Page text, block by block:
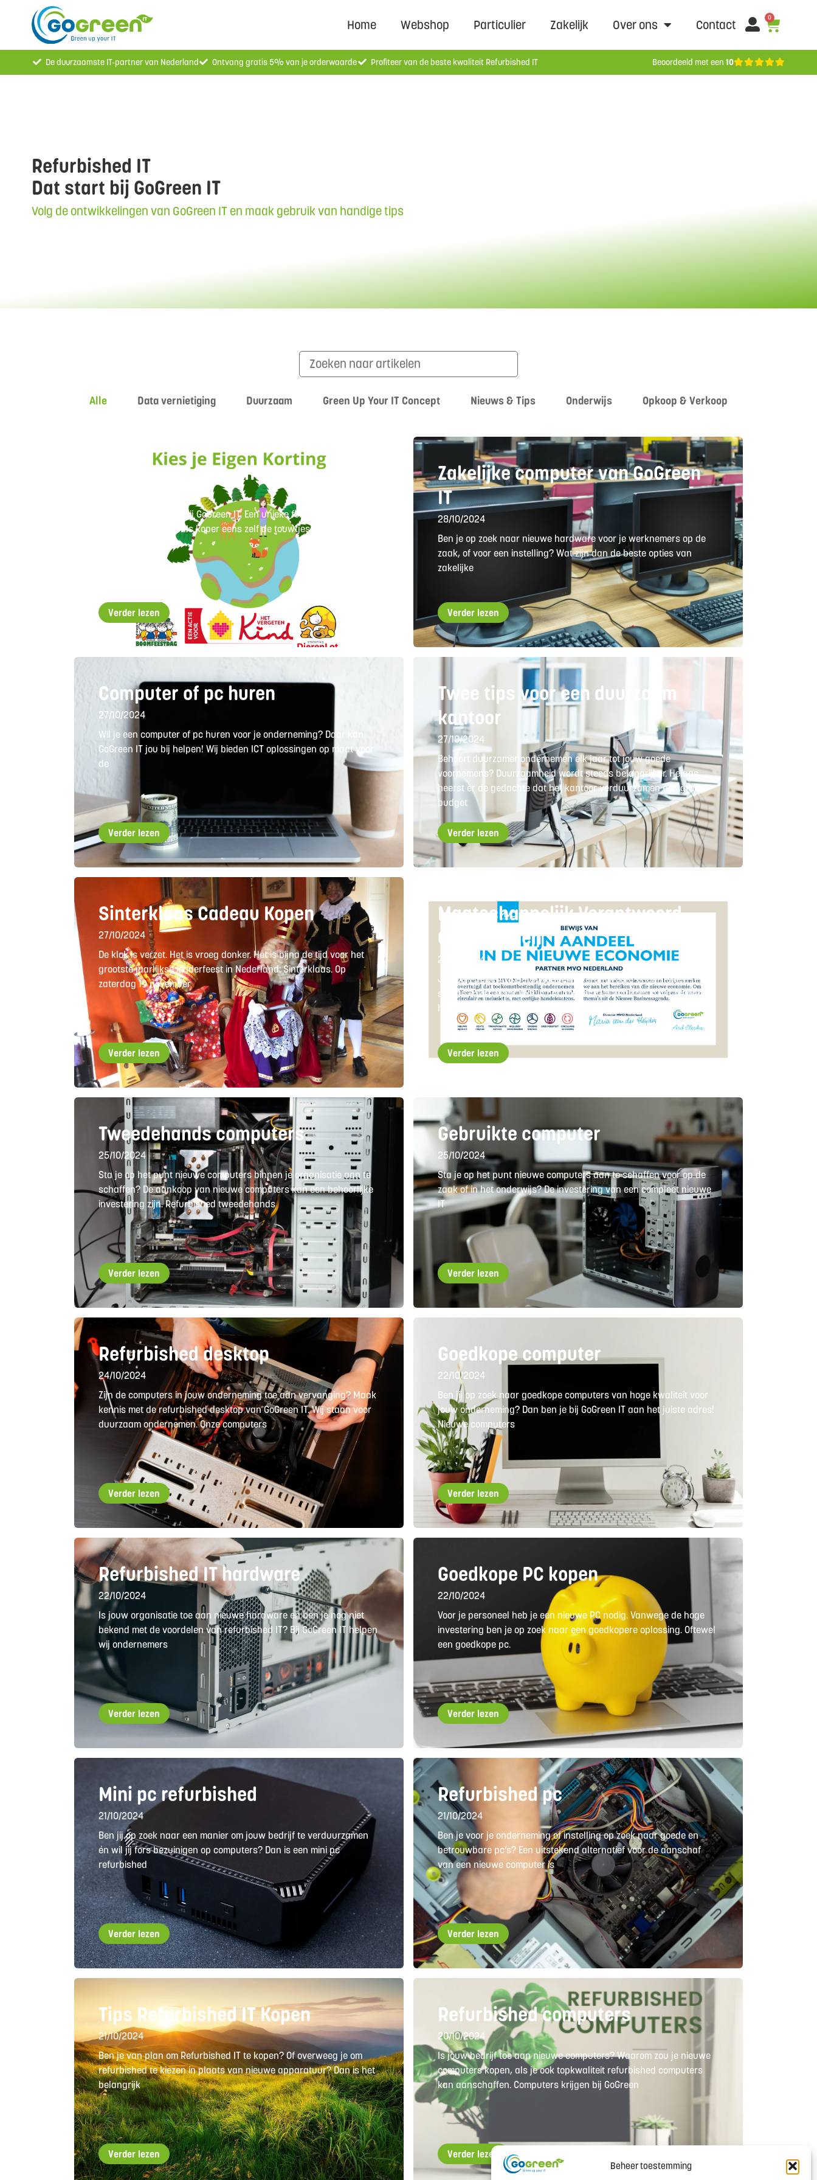
Beheer toestemming
Home Webshop Particulier Zakelijk Over ons Contact 0
De duurzaamste IT-partner van Nederland Ontvang gratis 5% van je orderwaarde Profiteer van de beste kwaliteit Refurbished IT Beoordeeld met een 10
Refurbished IT
Dat start bij GoGreen IT
Volg de ontwikkelingen van GoGreen IT en maak gebruik van handige tips
Alle Data vernietiging Duurzaam Green Up Your IT Concept Nieuws & Tips Onderwijs Opkoop & Verkoop
Kies je eigen korting | GoGreen IT
Kies je eigen korting bij GoGreen IT. Een unieke formule in
Nederland. Waar jij als koper eens zelf de touwtjes in handen hebt.
Verder lezen
Zakelijke computer van GoGreen
IT
28/10/2024
Ben je op zoek naar nieuwe hardware voor je werknemers op de
zaak, of voor een instelling? Wat zijn dan de beste opties van
zakelijke
Verder lezen
Computer of pc huren
27/10/2024
Wil je een computer of pc huren voor je onderneming? Daar kan
GoGreen IT jou bij helpen! Wij bieden ICT oplossingen op maat voor
de
Verder lezen
Twee tips voor een duurzaam
kantoor
27/10/2024
Behoort duurzamer ondernemen elk jaar tot jouw goede
voornemens? Duurzaamheid wordt steeds belangrijker. Helaas
heerst er de gedachte dat het kantoor verduurzamen een groot
budget
Verder lezen
Sinterklaas Cadeau Kopen
27/10/2024
De klok is verzet. Het is vroeg donker. Het is bijna de tijd voor het
grootste jaarlijkse kinderfeest in Nederland: Sinterklaas. Op
zaterdag 19 november
Verder lezen
Maatschappelijk Verantwoord
Ondernemen
26/10/2024
Je hoort de term maatschappelijk verantwoord ondernemen (mvo)
steeds vaker. Maar wat is het precies? En waarom is het belangrijk
hier aandacht aan te besteden?
Verder lezen
Tweedehands computers
25/10/2024
Sta je op het punt nieuwe computers binnen je organisatie aan te
schaffen? De aankoop van nieuwe computers kan een behoorlijke
investering zijn. Refurbished tweedehands
Verder lezen
Gebruikte computer
25/10/2024
Sta je op het punt nieuwe computers aan te schaffen voor op de
zaak of in het onderwijs? De investering van een compleet nieuwe
IT
Verder lezen
Refurbished desktop
24/10/2024
Zijn de computers in jouw onderneming toe aan vervanging? Maak
kennis met de refurbished desktop van GoGreen IT. Wij staan voor
duurzaam ondernemen. Onze computers
Verder lezen
Goedkope computer
22/10/2024
Ben jij op zoek naar goedkope computers van hoge kwaliteit voor
jouw onderneming? Dan ben je bij GoGreen IT aan het juiste adres!
Nieuwe computers
Verder lezen
Refurbished IT hardware
22/10/2024
Is jouw organisatie toe aan nieuwe hardware en ben je nog niet
bekend met de voordelen van refurbished IT? Bij GoGreen IT helpen
wij ondernemers
Verder lezen
Goedkope PC kopen
22/10/2024
Voor je personeel heb je een nieuwe PC nodig. Vanwege de hoge
investering ben je op zoek naar een goedkopere oplossing. Oftewel
een goedkope pc.
Verder lezen
Mini pc refurbished
21/10/2024
Ben jij op zoek naar een manier om jouw bedrijf te verduurzamen
én wil jij fors bezuinigen op computers? Dan is een mini pc
refurbished
Verder lezen
Refurbished pc
21/10/2024
Ben je voor je onderneming of instelling op zoek naar goede en
betrouwbare pc’s? Een uitstekend alternatief voor de aanschaf
van een nieuwe computer is
Verder lezen
Tips Refurbished IT Kopen
21/10/2024
Ben je van plan om Refurbished IT te kopen? Of overweeg je om
refurbished te kiezen in plaats van nieuwe apparatuur? Dan is het
belangrijk
Verder lezen
Refurbished computers
20/10/2024
Is jouw bedrijf toe aan nieuwe computers? Waarom zou je nieuwe
computers kopen, als je ook topkwaliteit refurbished computers
kan aanschaffen. Computers krijgen bij GoGreen
Verder lezen